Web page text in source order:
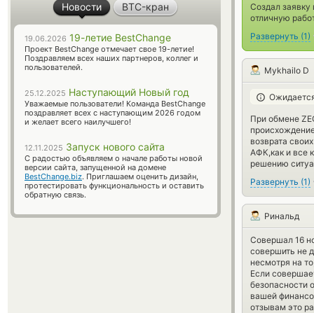
Создал
отличную
Развернуть (1)
Mykhailo D
При обмене
возврата
АФК,как и все
решению
Развернуть (1)
Ринальд
Совершал 16
совершить не
несмотря на
Если
безопасности
вашей
отзывам это
Новости BTC-кран
19.06.2026 19-летие BestChange
Проект BestChange отмечает свое 19-летие!
Поздравляем всех наших партнеров, коллег и
пользователей.
25.12.2025 Наступающий Новый год
Уважаемые пользователи! Команда BestChange
поздравляет всех с наступающим 2026 годом
и желает всего наилучшего!
12.11.2025 Запуск нового сайта
С радостью объявляем о начале работы новой
версии сайта, запущенной на домене
BestChange.biz. Приглашаем оценить дизайн,
протестировать функциональность и оставить
обратную связь.